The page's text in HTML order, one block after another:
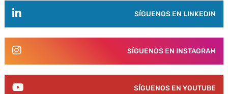
SÍGUENOS EN LINKEDIN
SÍGUENOS EN INSTAGRAM
SÍGUENOS EN YOUTUBE